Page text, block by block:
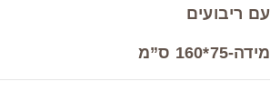
עם ריבועים
מידה-75*160 ס”מ